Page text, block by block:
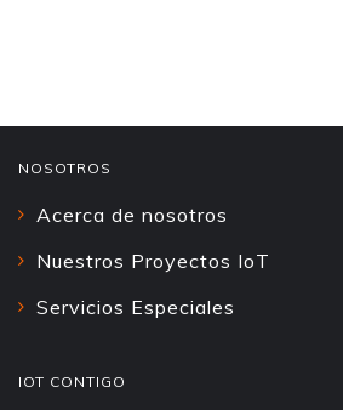
NOSOTROS
Acerca de nosotros
Nuestros Proyectos IoT
Servicios Especiales
IOT CONTIGO